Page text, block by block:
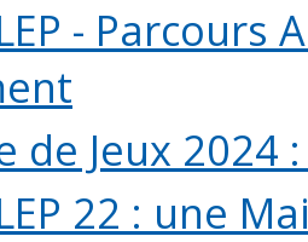
-
de Jeux 2024
22 : une